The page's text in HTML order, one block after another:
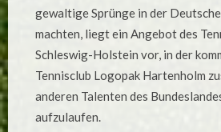
gewaltige Sprünge in der
machten, liegt ein Angebot des
Schleswig-Holstein vor, in der
Tennisclub Logopak Hartenholm
anderen Talenten des
aufzulaufen.